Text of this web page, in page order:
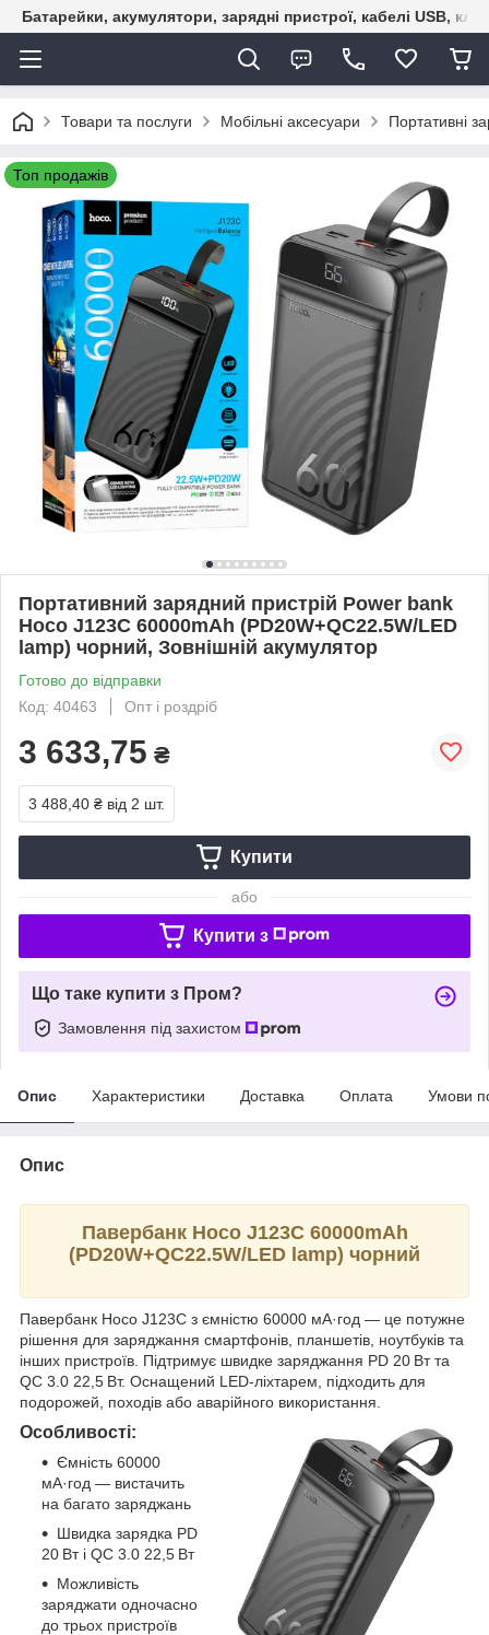
Батарейки, акумулятори, зарядні пристрої, кабелі USB,
Товари та послуги Мобільні аксесуари Портативні
Топ продажів
Портативний зарядний пристрій Power bank
Hoco J123C 60000mAh (PD20W+QC22.5W/LED
lamp) чорний, Зовнішній акумулятор
Готово до відправки
Код: 40463
Опт і роздріб
3 633,75 ₴
3 488,40 ₴ від 2 шт.
Купити
або
Купити з
Що таке купити з Пром?
Замовлення під захистом
Опис Характеристики Доставка Оплата Умови
Опис
Павербанк Hoco J123C 60000mAh
(PD20W+QC22.5W/LED lamp) чорний
Павербанк Hoco J123C з ємністю 60000 мА·год — це потужне
рішення для заряджання смартфонів, планшетів, ноутбуків та
інших пристроїв. Підтримує швидке заряджання PD 20 Вт та
QC 3.0 22,5 Вт. Оснащений LED-ліхтарем, підходить для
подорожей, походів або аварійного використання.
Особливості:
Ємність 60000
мА·год — вистачить
на багато заряджань
Швидка зарядка PD
20 Вт і QC 3.0 22,5 Вт
Можливість
заряджати одночасно
до трьох пристроїв